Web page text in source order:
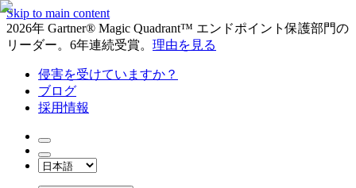
Skip to main content
2026年 Gartner® Magic Quadrant™ エンドポイント保護部門の
リーダー。6年連続受賞。 理由を見る
侵害を受けていますか？
ブログ
採用情報